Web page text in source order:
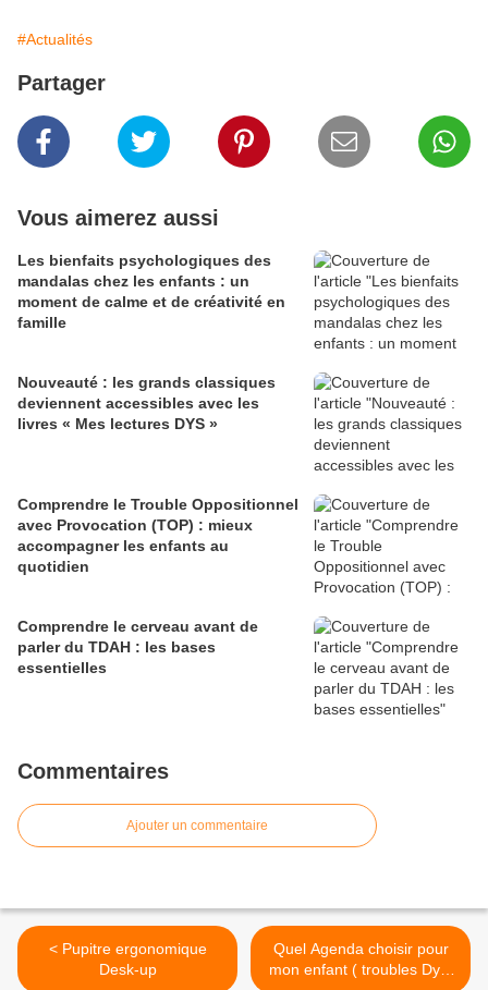
#Actualités
Partager
Vous aimerez aussi
Les bienfaits psychologiques des
mandalas chez les enfants : un
moment de calme et de créativité en
famille
Nouveauté : les grands classiques
deviennent accessibles avec les
livres « Mes lectures DYS »
Comprendre le Trouble Oppositionnel
avec Provocation (TOP) : mieux
accompagner les enfants au
quotidien
Comprendre le cerveau avant de
parler du TDAH : les bases
essentielles
Commentaires
Ajouter un commentaire
< Pupitre ergonomique
Desk-up
Quel Agenda choisir pour
mon enfant ( troubles Dys)